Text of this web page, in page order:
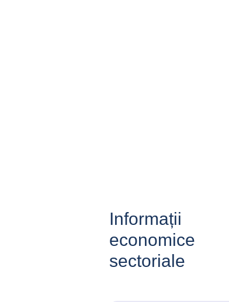
Informații
economice
sectoriale